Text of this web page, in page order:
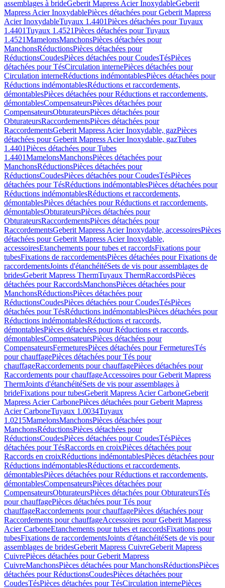
assemblages à brideGeberit Mapress Acier InoxydableGeberit
Mapress Acier InoxydablePièces détachées pour Geberit Mapress
Acier InoxydableTuyaux 1.4401Pièces détachées pour Tuyaux
1.4401Tuyaux 1.4521Pièces détachées pour Tuyaux
1.4521MamelonsManchonsPièces détachées pour
ManchonsRéductionsPièces détachées pour
RéductionsCoudesPièces détachées pour CoudesTésPièces
détachées pour TésCirculation internePièces détachées pour
Circulation interneRéductions indémontablesPièces détachées pour
Réductions indémontablesRéductions et raccordements,
démontablesPièces détachées pour Réductions et raccordements,
démontablesCompensateursPièces détachées pour
CompensateursObturateursPièces détachées pour
ObturateursRaccordementsPièces détachées pour
RaccordementsGeberit Mapress Acier Inoxydable, gazPièces
détachées pour Geberit Mapress Acier Inoxydable, gazTubes
1.4401Pièces détachées pour Tubes
1.4401MamelonsManchonsPièces détachées pour
ManchonsRéductionsPièces détachées pour
RéductionsCoudesPièces détachées pour CoudesTésPièces
détachées pour TésRéductions indémontablesPièces détachées pour
Réductions indémontablesRéductions et raccordements,
démontablesPièces détachées pour Réductions et raccordements,
démontablesObturateursPièces détachées pour
ObturateursRaccordementsPièces détachées pour
RaccordementsGeberit Mapress Acier Inoxydable, accessoiresPièces
détachées pour Geberit Mapress Acier Inoxydable,
accessoiresEtanchements pour tubes et raccordsFixations pour
tubesFixations de raccordementsPièces détachées pour Fixations de
raccordementsJoints d'étanchéitéSets de vis pour assemblages de
bridesGeberit Mapress ThermTuyaux ThermRaccordsPièces
détachées pour RaccordsManchonsPièces détachées pour
ManchonsRéductionsPièces détachées pour
RéductionsCoudesPièces détachées pour CoudesTésPièces
détachées pour TésRéductions indémontablesPièces détachées pour
Réductions indémontablesRéductions et raccords,
démontablesPièces détachées pour Réductions et raccords,
démontablesCompensateursPièces détachées pour
CompensateursFermeturesPièces détachées pour FermeturesTés
pour chauffagePièces détachées pour Tés pour
chauffageRaccordements pour chauffagePièces détachées pour
Raccordements pour chauffageAccessoires pour Geberit Mapress
ThermJoints d'étanchéitéSets de vis pour assemblages à
brideFixations pour tubesGeberit Mapress Acier CarboneGeberit
Mapress Acier CarbonePièces détachées pour Geberit Mapress
Acier CarboneTuyaux 1.0034Tuyaux
1.0215MamelonsManchonsPièces détachées pour
ManchonsRéductionsPièces détachées pour
RéductionsCoudesPièces détachées pour CoudesTésPièces
détachées pour TésRaccords en croixPièces détachées pour
Raccords en croixRéductions indémontablesPièces détachées pour
Réductions indémontablesRéductions et raccordements,
démontablesPièces détachées pour Réductions et raccordements,
démontablesCompensateursPièces détachées pour
CompensateursObturateursPièces détachées pour ObturateursTés
pour chauffagePièces détachées pour Tés pour
chauffageRaccordements pour chauffagePièces détachées pour
Raccordements pour chauffageAccessoires pour Geberit Mapress
Acier CarboneEtanchements pour tubes et raccordsFixations pour
tubesFixations de raccordementsJoints d'étanchéitéSets de vis pour
assemblages de bridesGeberit Mapress CuivreGeberit Mapress
CuivrePièces détachées pour Geberit Mapress
CuivreManchonsPièces détachées pour ManchonsRéductionsPièces
détachées pour RéductionsCoudesPièces détachées pour
CoudesTésPièces détachées pour TésCirculation internePièces